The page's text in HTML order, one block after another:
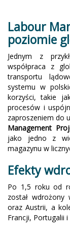
Labour
poziomie
Jednym z
współpraca z
transportu
systemu w
korzyści, takie
procesów i
zaproszeniem do
Management
jako jedno z
magazynu w
Efekty
Po 1,5 roku od
został wdrożony
oraz Austrii, a
Francji, Portugalii i